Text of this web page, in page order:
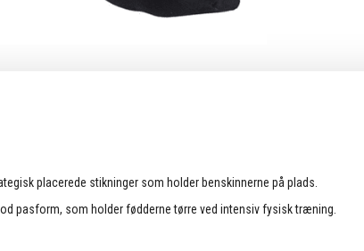
placerede stikninger som holder benskinnerne på plads.
pasform, som holder fødderne tørre ved intensiv fysisk træning.